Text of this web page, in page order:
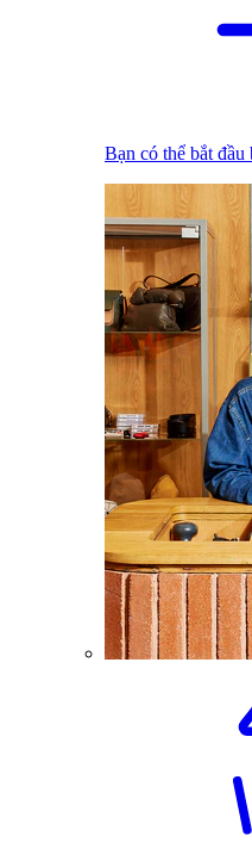
Bạn có thể bắt đầu